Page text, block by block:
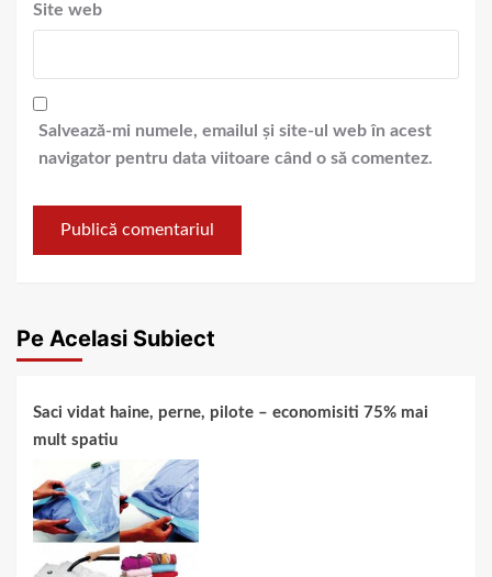
Site web
Salvează-mi numele, emailul și site-ul web în acest
navigator pentru data viitoare când o să comentez.
Pe Acelasi Subiect
Saci vidat haine, perne, pilote – economisiti 75% mai
mult spatiu